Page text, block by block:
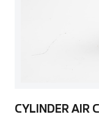
CYLINDER AIR